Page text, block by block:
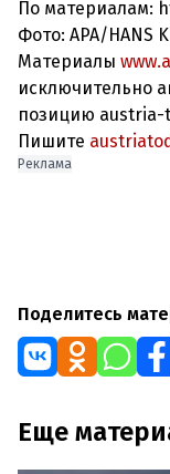
По материалам:
Фото: APA/HANS
Материалы
исключительно
позицию austria-
Пишите
Реклама
Поделитесь
Еще